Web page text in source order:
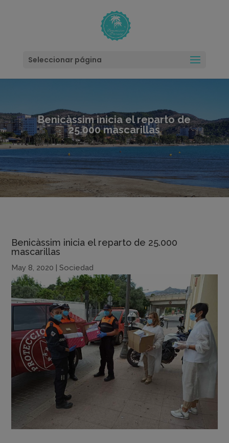
Seleccionar página
Benicàssim inicia el reparto de
25.000 mascarillas
Benicàssim inicia el reparto de 25.000
mascarillas
May 8, 2020 |Sociedad